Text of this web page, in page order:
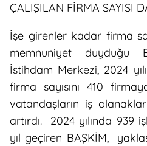
ÇALIŞILAN FİRMA SAYISI
İşe girenler kadar firma
memnuniyet duyduğu
İstihdam Merkezi, 2024
firma sayısını 410
vatandaşların iş
artırdı. 2024 yılında
yıl geçiren BAŞKİM,